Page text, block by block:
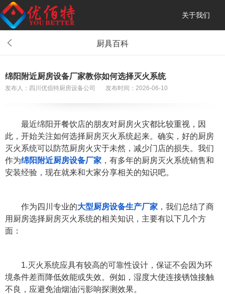
关于我们
厨具百科
绵阳附近厨房设备厂家教你如何选择灭火系统
发布人：四川优佰特厨房设备公司 发布时间：2026-06-10
最近绵阳开餐饮店的朋友对厨房火灾都比较重视，因
此，开始关注如何选择厨房灭火系统起来。确实，好的厨房
灭火系统可以防范厨房火灾于未然，减少门店的损失。我们
作为绵阳附近厨房设备厂家 ，有多年的厨房灭火系统销售和
安装经验，现在就来和大家分享相关的知识吧。
作为四川专业的大型厨房设备生产厂家 ，我们总结了商
用厨房选择厨房灭火系统的相关知识，主要有以下几个方
面：
1.灭火系统应具有较高的可靠性设计，保证不会因为环
境条件差而降低效能或失效。例如，湿度大使连接锈蚀接触
不良，应避免油烟油污影响探测效果。